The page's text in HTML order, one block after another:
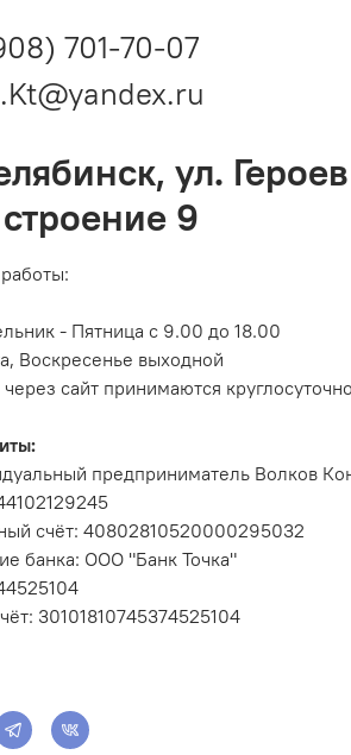
701-70-07
ул.
9
- Пятница с 9.00 до 18.00
Воскресенье выходной
сайт принимаются
предприниматель Волков
счёт: 40802810520000295032
банка: ООО "Банк Точка"
30101810745374525104